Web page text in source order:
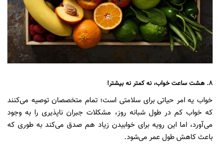
۸. هشت ساعت خواب، نه کمتر نه بیشتر!
خواب یه امر حیاتی برای سلامتی است؛ تمام متخصصان توصیه می‌کنند
که خواب کم در طول شبانه روز، مشکلات جبران ناپذیری را به وجود
می‌آورد، اما این رویه برای خوابیدن زیاد هم صدق می‌کند به طوری که
باعث کاهش طول عمر می‌شود.